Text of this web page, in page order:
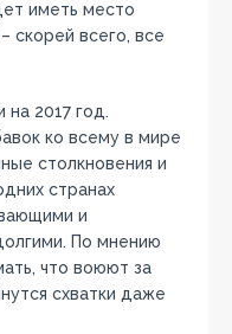
иметь место
скорей всего, все
на 2017 год.
ко всему в мире
столкновения и
странах
и
По мнению
что воюют за
схватки даже